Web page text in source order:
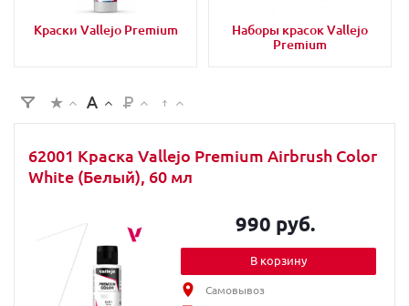
Краски Vallejo Premium
Наборы красок Vallejo
Premium
62001 Краска Vallejo Premium Airbrush Color
White (Белый), 60 мл
990 руб.
В корзину
Самовывоз